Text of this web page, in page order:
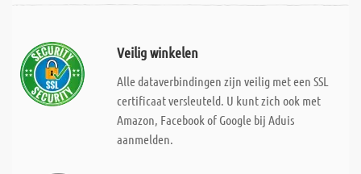
Veilig winkelen
Alle dataverbindingen zijn veilig met een SSL
certificaat versleuteld. U kunt zich ook met
Amazon, Facebook of Google bij Aduis
aanmelden.